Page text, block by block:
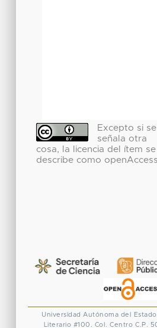
Excepto si se
señala otra
cosa, la licencia del ítem se
describe como openAccess
Universidad Autónoma del
Literario #100. Col. Centro C.P.